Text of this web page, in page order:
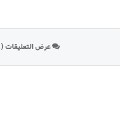
عرض التعليقات (1)